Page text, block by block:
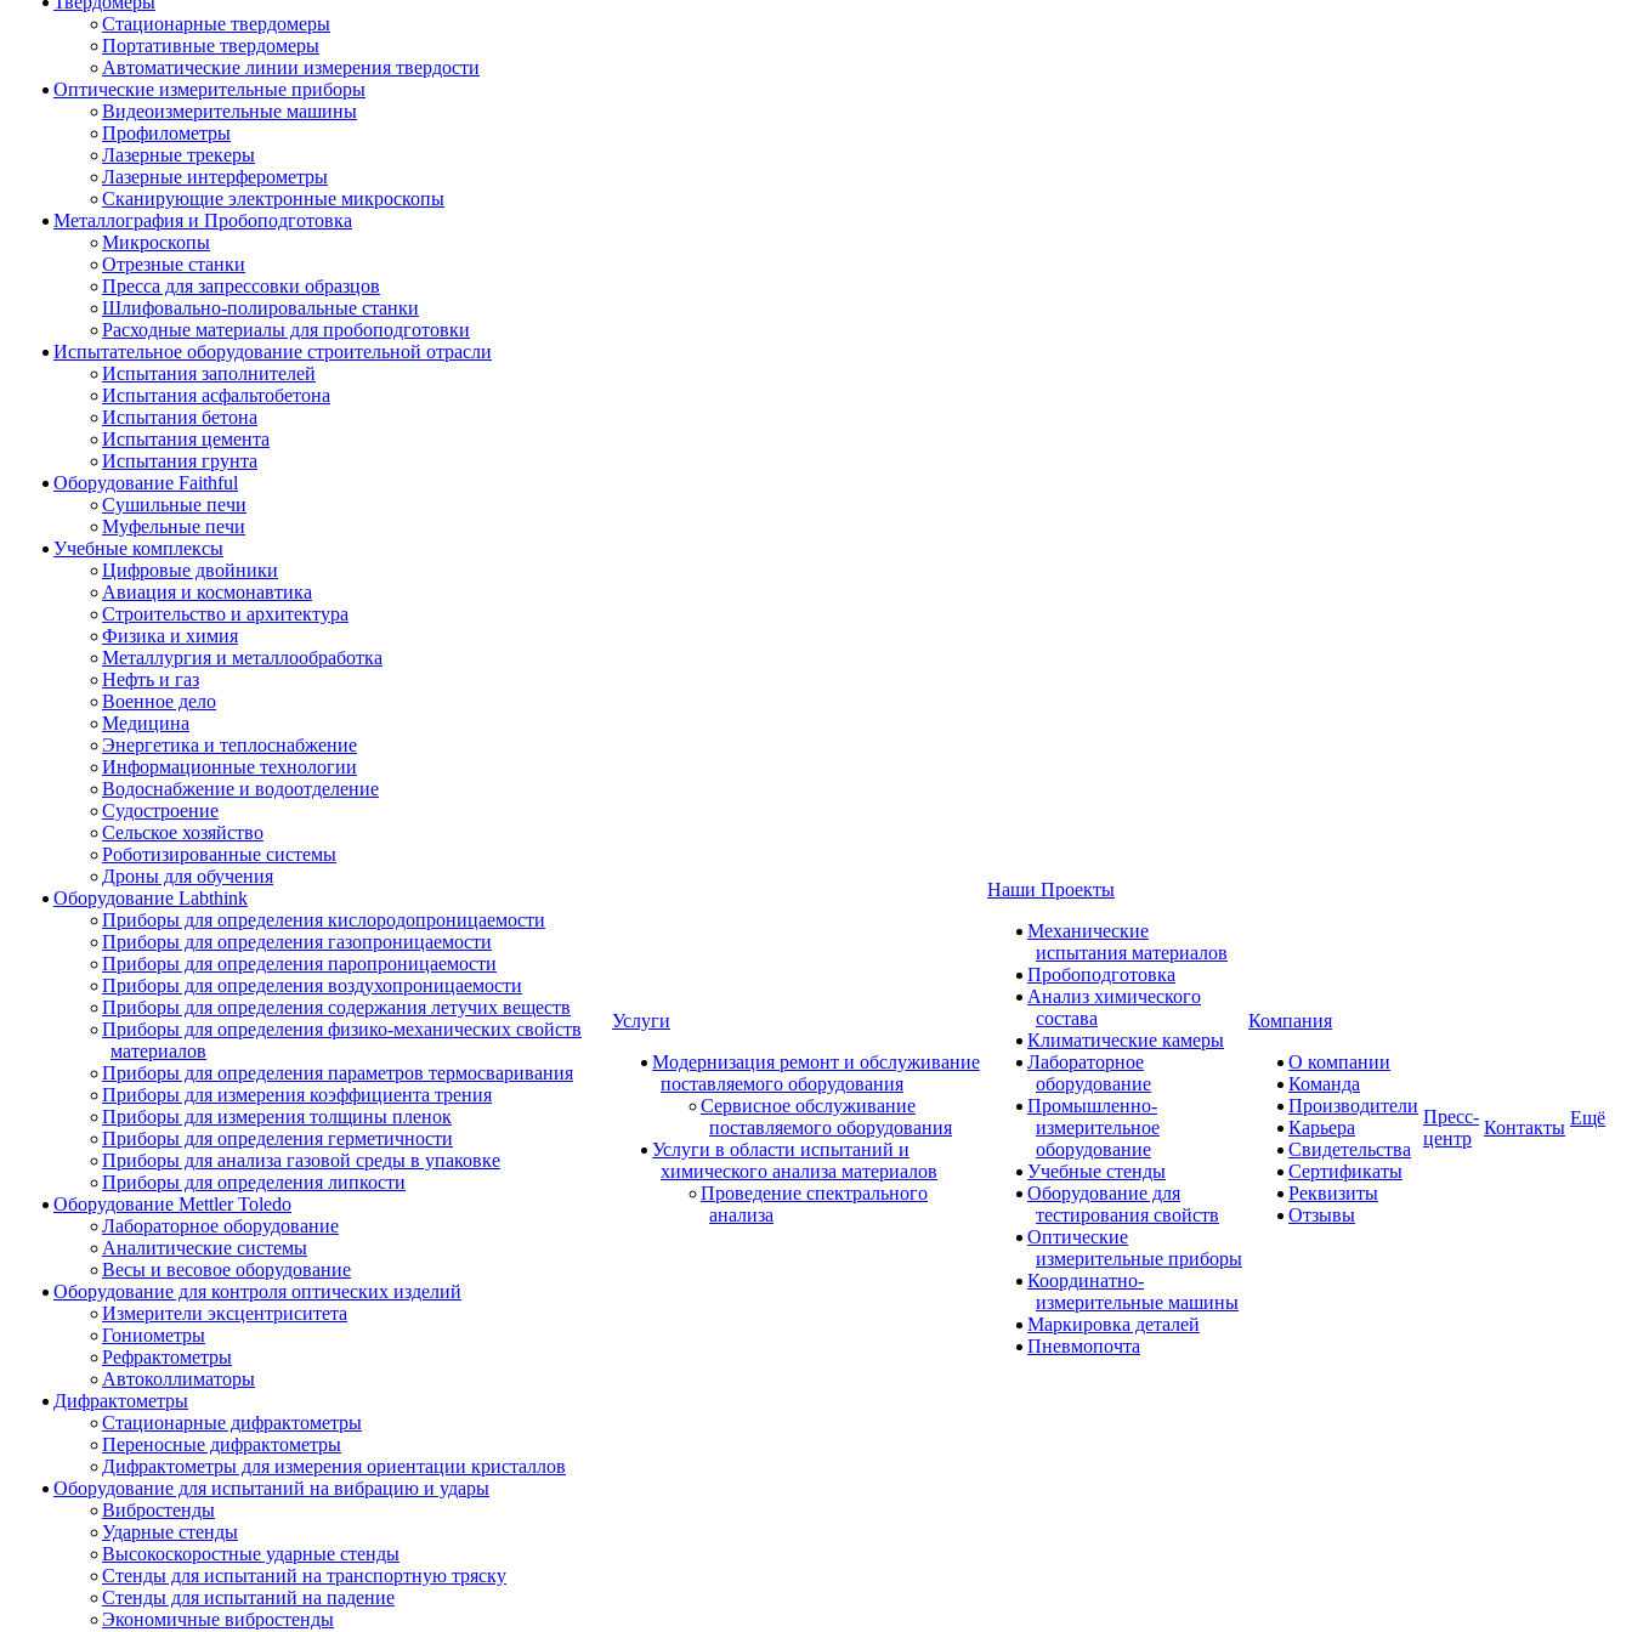
Стационарные твердомеры
Портативные твердомеры
Автоматические линии измерения твердости
Оптические измерительные приборы
Видеоизмерительные машины
Профилометры
Лазерные трекеры
Лазерные интерферометры
Сканирующие электронные микроскопы
Металлография и Пробоподготовка
Микроскопы
Отрезные станки
Пресса для запрессовки образцов
Шлифовально-полировальные станки
Расходные материалы для пробоподготовки
Испытательное оборудование строительной отрасли
Испытания заполнителей
Испытания асфальтобетона
Испытания бетона
Испытания цемента
Испытания грунта
Оборудование Faithful
Сушильные печи
Муфельные печи
Учебные комплексы
Цифровые двойники
Авиация и космонавтика
Строительство и архитектура
Физика и химия
Металлургия и металлообработка
Нефть и газ
Военное дело
Медицина
Энергетика и теплоснабжение
Информационные технологии
Водоснабжение и водоотделение
Судостроение
Сельское хозяйство
Роботизированные системы
Дроны для обучения
Оборудование Labthink
Приборы для определения кислородопроницаемости
Приборы для определения газопроницаемости
Приборы для определения паропроницаемости
Приборы для определения воздухопроницаемости
Приборы для определения содержания летучих веществ
Приборы для определения физико-механических свойств
материалов
Приборы для определения параметров термосваривания
Приборы для измерения коэффициента трения
Приборы для измерения толщины пленок
Приборы для определения герметичности
Приборы для анализа газовой среды в упаковке
Приборы для определения липкости
Оборудование Mettler Toledo
Лабораторное оборудование
Аналитические системы
Весы и весовое оборудование
Оборудование для контроля оптических изделий
Измерители эксцентриситета
Гониометры
Рефрактометры
Автоколлиматоры
Дифрактометры
Стационарные дифрактометры
Переносные дифрактометры
Дифрактометры для измерения ориентации кристаллов
Оборудование для испытаний на вибрацию и удары
Вибростенды
Ударные стенды
Высокоскоростные ударные стенды
Стенды для испытаний на транспортную тряску
Стенды для испытаний на падение
Экономичные вибростенды
Услуги
Модернизация ремонт и обслуживание
поставляемого оборудования
Сервисное обслуживание
поставляемого оборудования
Услуги в области испытаний и
химического анализа материалов
Проведение спектрального
анализа
Наши Проекты
Механические
испытания материалов
Пробоподготовка
Анализ химического
состава
Климатические камеры
Лабораторное
оборудование
Промышленно-
измерительное
оборудование
Учебные стенды
Оборудование для
тестирования свойств
Оптические
измерительные приборы
Координатно-
измерительные машины
Маркировка деталей
Пневмопочта
Компания
О компании
Команда
Производители
Карьера
Свидетельства
Сертификаты
Реквизиты
Отзывы
Пресс-
центр
Контакты Ещё